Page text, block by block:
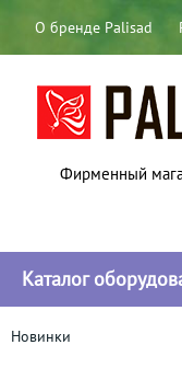
О бренде Palisad
Фирменный
Каталог
Новинки